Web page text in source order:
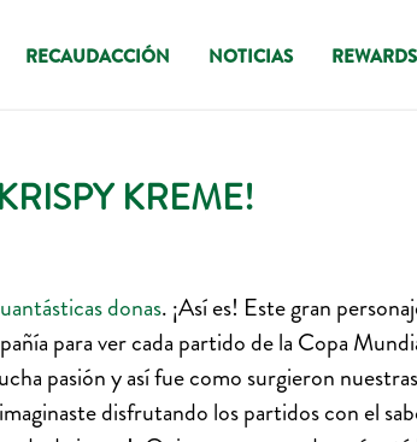
RECAUDACCIÓN NOTICIAS REWARDS
KREME!
donas. ¡Así es! Este gran
para ver cada partido de la Copa
pasión y así fue como surgieron nuestras
disfrutando los partidos con el